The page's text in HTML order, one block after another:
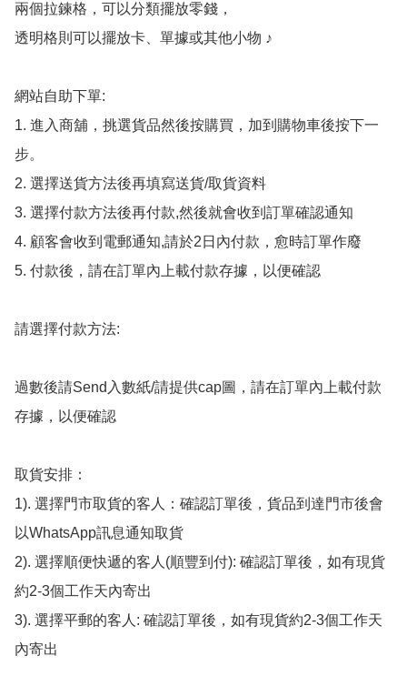
兩個拉鍊格，可以分類擺放零錢，
透明格則可以擺放卡、單據或其他小物 ♪
網站自助下單:
1. 進入商舖，挑選貨品然後按購買，加到購物車後按下一
步。
2. 選擇送貨方法後再填寫送貨/取貨資料
3. 選擇付款方法後再付款,然後就會收到訂單確認通知
4. 顧客會收到電郵通知,請於2日內付款，愈時訂單作廢
5. 付款後，請在訂單內上載付款存據，以便確認
請選擇付款方法:
過數後請Send入數紙/請提供cap圖，請在訂單內上載付款
存據，以便確認
取貨安排：
1). 選擇門市取貨的客人：確認訂單後，貨品到達門市後會
以WhatsApp訊息通知取貨
2). 選擇順便快遞的客人(順豐到付): 確認訂單後，如有現貨
約2-3個工作天內寄出
3). 選擇平郵的客人: 確認訂單後，如有現貨約2-3個工作天
內寄出